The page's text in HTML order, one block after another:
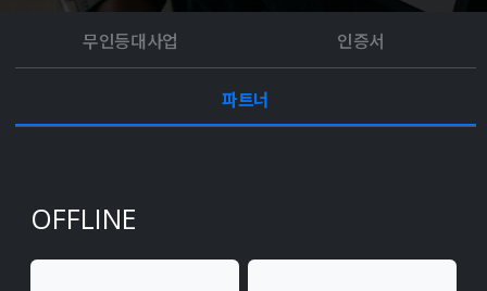
무인등대사업 인증서
파트너
OFFLINE